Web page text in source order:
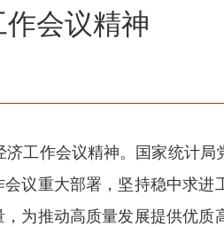
会议精神
工作会议精神。国家统计
议重大部署，坚持稳中求
为推动高质量发展提供优